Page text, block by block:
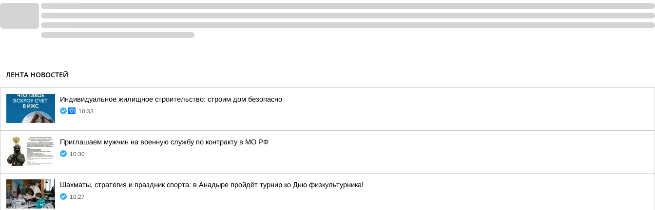
ЛЕНТА НОВОСТЕЙ
Индивидуальное жилищное строительство: строим дом безопасно
10:33
Приглашаем мужчин на военную службу по контракту в МО РФ
10:30
Шахматы, стратегия и праздник спорта: в Анадыре пройдёт турнир ко Дню физкультурника!
10:27